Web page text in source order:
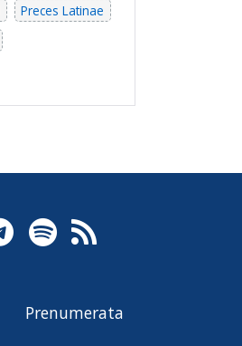
Preces Latinae
Prenumerata